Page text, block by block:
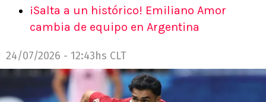
¡Salta a un histórico! Emiliano Amor
cambia de equipo en Argentina
24/07/2026 - 12:43hs CLT